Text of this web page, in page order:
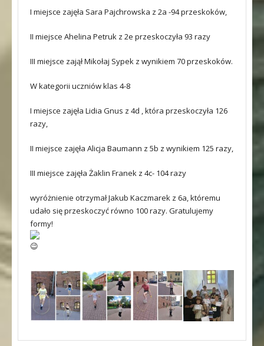
I miejsce zajęła Sara Pajchrowska z 2a -94 przeskoków,
II miejsce Ahelina Petruk z 2e przeskoczyła 93 razy
III miejsce zajął Mikołaj Sypek z wynikiem 70 przeskoków.
W kategorii uczniów klas 4-8
I miejsce zajęła Lidia Gnus z 4d , która przeskoczyła 126
razy,
II miejsce zajęła Alicja Baumann z 5b z wynikiem 125 razy,
III miejsce zajęła Żaklin Franek z 4c- 104 razy
wyróżnienie otrzymał Jakub Kaczmarek z 6a, któremu
udało się przeskoczyć równo 100 razy. Gratulujemy
formy!